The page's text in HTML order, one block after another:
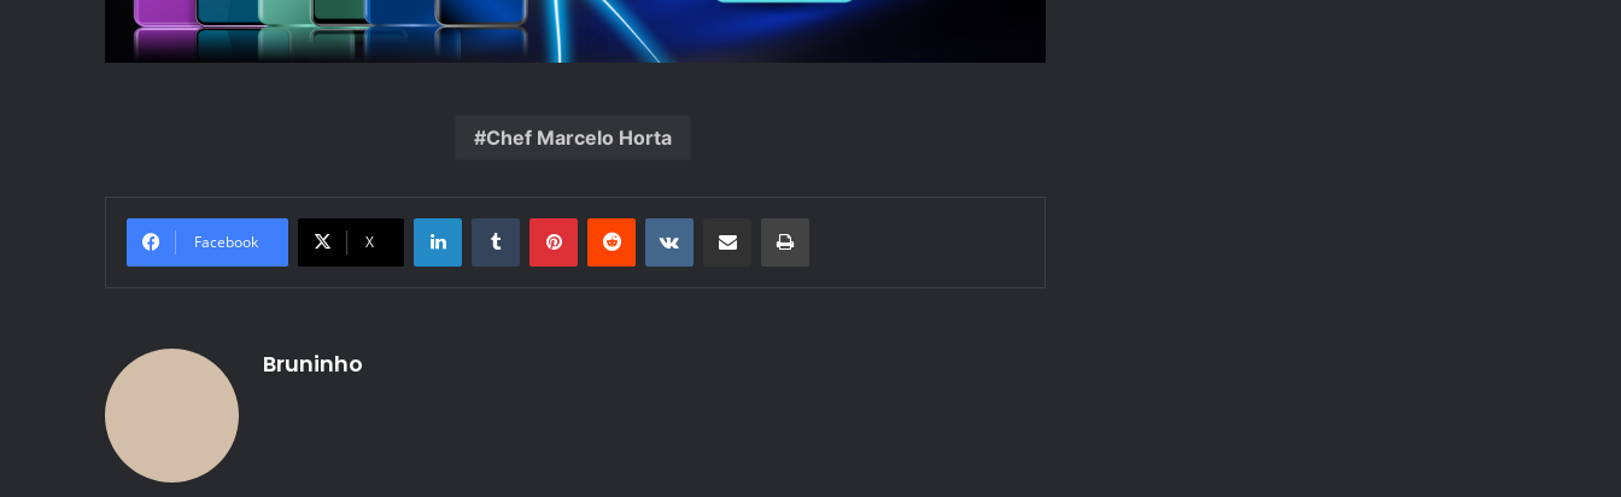
Chef Marcelo Horta
Facebook X
LinkedinTumblr PinterestReddit VK Compartilhar via e-mail Imprimir
Bruninho